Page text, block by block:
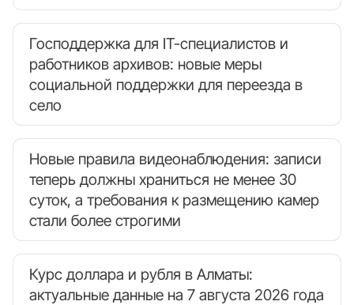
Господдержка для IT-специалистов и
работников архивов: новые меры
социальной поддержки для переезда в
село
Новые правила видеонаблюдения: записи
теперь должны храниться не менее 30
суток, а требования к размещению камер
стали более строгими
Курс доллара и рубля в Алматы:
актуальные данные на 7 августа 2026 года